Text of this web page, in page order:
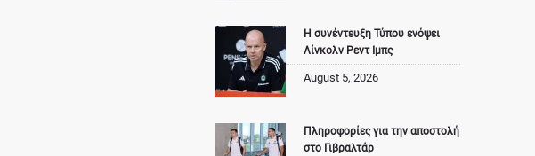
Η συνέντευξη Τύπου ενόψει
Λίνκολν Ρεντ Ιμπς
August 5, 2026
Πληροφορίες για την αποστολή
στο Γιβραλτάρ